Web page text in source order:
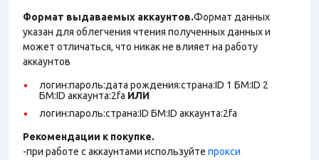
Формат выдаваемых аккаунтов.Формат данных
указан для облегчения чтения полученных данных и
может отличаться, что никак не влияет на работу
аккаунтов
логин:пароль:дата рождения:страна:ID 1 БМ:ID 2
БМ:ID аккаунта:2fa ИЛИ
логин:пароль:страна:ID БМ:ID аккаунта:2fa
Рекомендации к покупке.
-при работе с аккаунтами используйте прокси